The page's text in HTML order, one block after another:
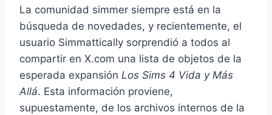
La comunidad simmer siempre está en la
búsqueda de novedades, y recientemente, el
usuario Simmattically sorprendió a todos al
compartir en X.com una lista de objetos de la
esperada expansión Los Sims 4 Vida y Más
Allá. Esta información proviene,
supuestamente, de los archivos internos de la